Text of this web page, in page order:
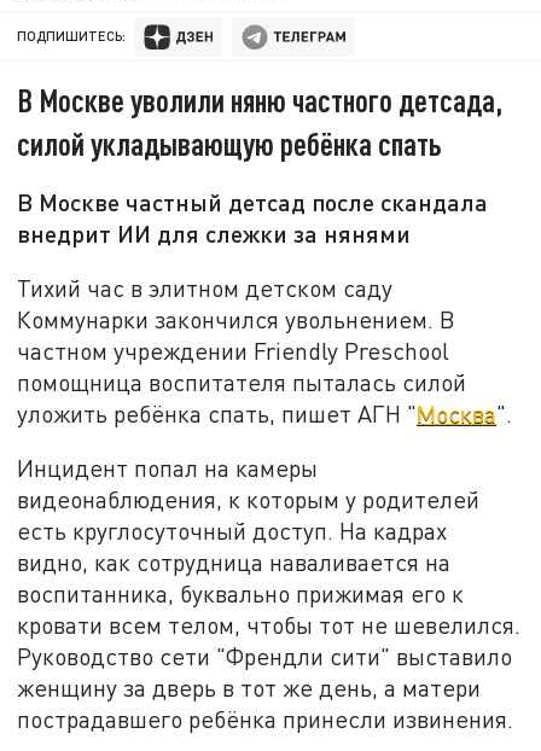
ПОДПИШИТЕСЬ:
В Москве уволили няню частного детсада,
силой укладывающую ребёнка спать
В Москве частный детсад после скандала
внедрит ИИ для слежки за нянями
Тихий час в элитном детском саду
Коммунарки закончился увольнением. В
частном учреждении Friendly Preschool
помощница воспитателя пыталась силой
уложить ребёнка спать, пишет АГН "Москва".
Инцидент попал на камеры
видеонаблюдения, к которым у родителей
есть круглосуточный доступ. На кадрах
видно, как сотрудница наваливается на
воспитанника, буквально прижимая его к
кровати всем телом, чтобы тот не шевелился.
Руководство сети "Френдли сити" выставило
женщину за дверь в тот же день, а матери
пострадавшего ребёнка принесли извинения.